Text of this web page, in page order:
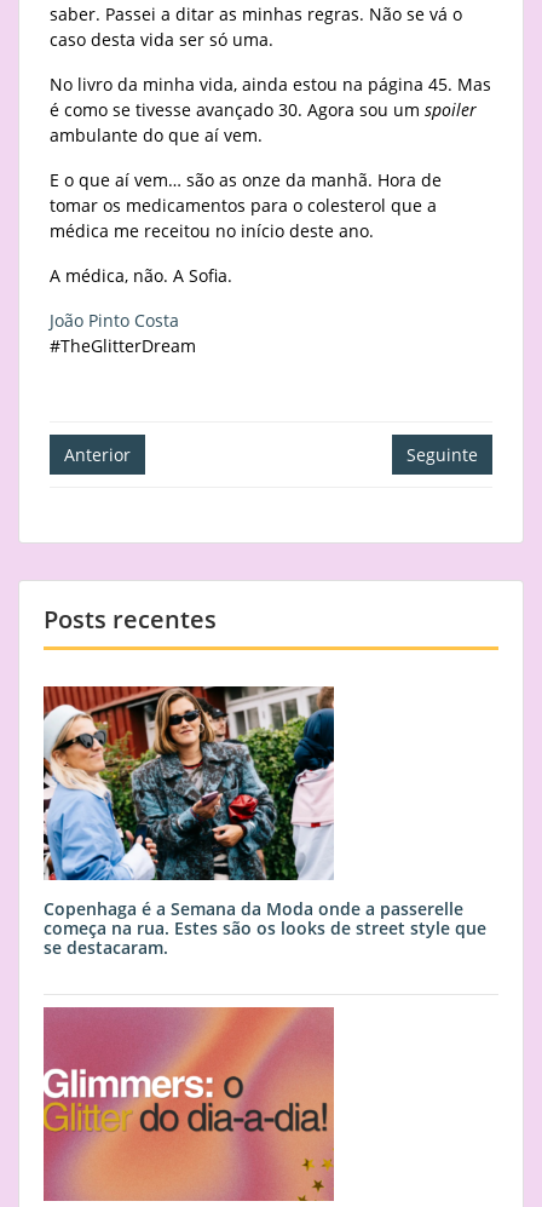
saber. Passei a ditar as minhas regras. Não se vá o
caso desta vida ser só uma.
No livro da minha vida, ainda estou na página 45. Mas
é como se tivesse avançado 30. Agora sou um spoiler
ambulante do que aí vem.
E o que aí vem… são as onze da manhã. Hora de
tomar os medicamentos para o colesterol que a
médica me receitou no início deste ano.
A médica, não. A Sofia.
João Pinto Costa
#TheGlitterDream
Navegação
de
Anterior Seguinte
Posts recentes
Copenhaga é a Semana da Moda onde a passerelle
começa na rua. Estes são os looks de street style que
se destacaram.